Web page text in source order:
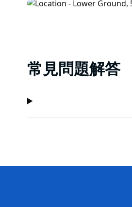
常見問題解答